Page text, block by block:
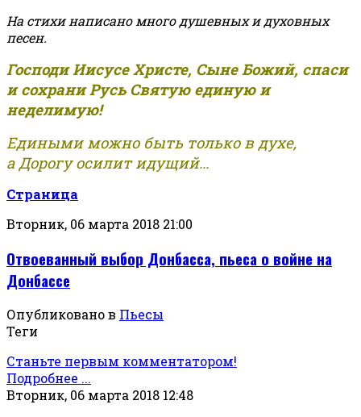
На стихи написано много душевных и духовных
песен.
Господи Иисусе Христе, Сыне Божий, спаси
и сохрани Русь Святую единую и
неделимую!
Едиными можно быть только в духе,
а Дорогу осилит идущий...
Страница
Вторник, 06 марта 2018 21:00
Отвоеванный выбор Донбасса, пьеса о войне на
Донбассе
Опубликовано в Пьесы
Теги
Станьте первым комментатором!
Подробнее ...
Вторник, 06 марта 2018 12:48